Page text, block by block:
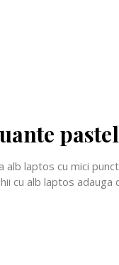
pastel
alb laptos cu mici
cu alb laptos adauga